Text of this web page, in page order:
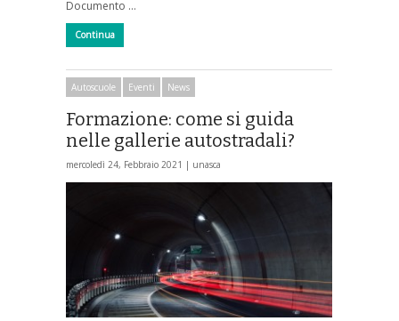
Documento …
Continua
Autoscuole Eventi News
Formazione: come si guida
nelle gallerie autostradali?
mercoledì 24, Febbraio 2021 | unasca